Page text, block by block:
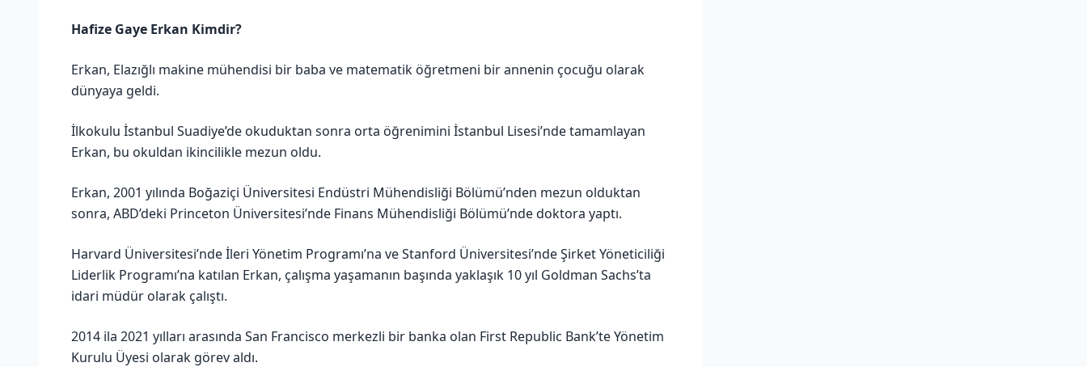
Hafize Gaye Erkan Kimdir?
Erkan, Elazığlı makine mühendisi bir baba ve matematik öğretmeni bir annenin çocuğu olarak
dünyaya geldi.
İlkokulu İstanbul Suadiye’de okuduktan sonra orta öğrenimini İstanbul Lisesi’nde tamamlayan
Erkan, bu okuldan ikincilikle mezun oldu.
Erkan, 2001 yılında Boğaziçi Üniversitesi Endüstri Mühendisliği Bölümü’nden mezun olduktan
sonra, ABD’deki Princeton Üniversitesi’nde Finans Mühendisliği Bölümü’nde doktora yaptı.
Harvard Üniversitesi’nde İleri Yönetim Programı’na ve Stanford Üniversitesi’nde Şirket Yöneticiliği
Liderlik Programı’na katılan Erkan, çalışma yaşamanın başında yaklaşık 10 yıl Goldman Sachs’ta
idari müdür olarak çalıştı.
2014 ila 2021 yılları arasında San Francisco merkezli bir banka olan First Republic Bank’te Yönetim
Kurulu Üyesi olarak görev aldı.